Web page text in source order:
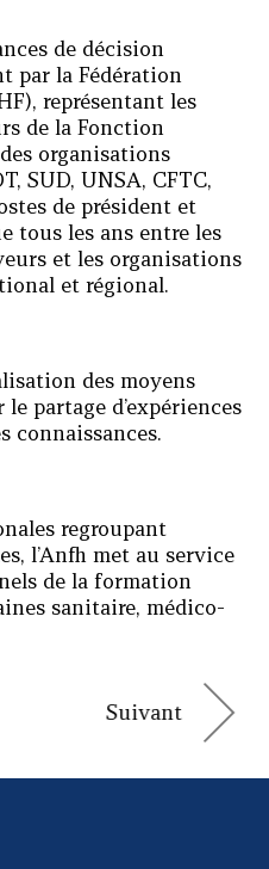
de décision
par la Fédération
représentant les
de la Fonction
organisations
SUD, UNSA, CFTC,
de président et
tous les ans entre les
et les organisations
et régional.
des moyens
partage d’expériences
connaissances.
regroupant
l’Anfh met au service
de la formation
sanitaire, médico-